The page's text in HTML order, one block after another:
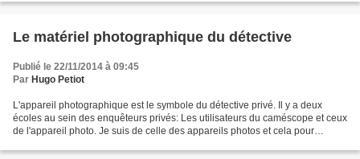
Le matériel photographique du détective
Publié le 22/11/2014 à 09:45
Par Hugo Petiot
L'appareil photographique est le symbole du détective privé. Il y a deux
écoles au sein des enquêteurs privés: Les utilisateurs du caméscope et ceux
de l'appareil photo. Je suis de celle des appareils photos et cela pour